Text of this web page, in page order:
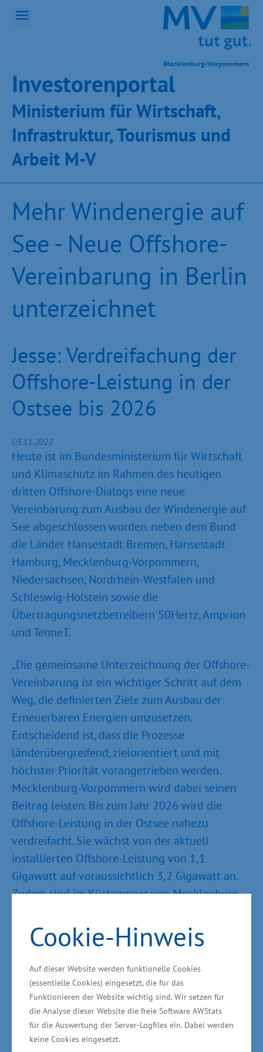
Cookie-Hinweis
Auf dieser Website werden funktionelle Cookies
(essentielle Cookies) eingesetzt, die für das
Funktionieren der Website wichtig sind. Wir setzen für
die Analyse dieser Website die freie Software AWStats
für die Auswertung der Server-Logfiles ein. Dabei werden
keine Cookies eingesetzt.
Inves­toren­por­tal
Ministeri­um für Wirt­schaft,
Infra­struk­tur, Tou­ris­mus und
Ar­beit M-V
Mehr Windenergie auf
See - Neue Offshore-
Vereinbarung in Berlin
unterzeichnet
Jesse: Verdreifachung der
Offshore-Leistung in der
Ostsee bis 2026
03.11.2022
Heute ist im Bundesministerium für Wirtschaft
und Klimaschutz im Rahmen des heutigen
dritten Offshore-Dialogs eine neue
Vereinbarung zum Ausbau der Windenergie auf
See abgeschlossen worden. neben dem Bund
die Länder Hansestadt Bremen, Hansestadt
Hamburg, Mecklenburg-Vorpommern,
Niedersachsen, Nordrhein-Westfalen und
Schleswig-Holstein sowie die
Übertragungsnetzbetreibern 50Hertz, Amprion
und TenneT.
„Die gemeinsame Unterzeichnung der Offshore-
Vereinbarung ist ein wichtiger Schritt auf dem
Weg, die definierten Ziele zum Ausbau der
Erneuerbaren Energien umzusetzen.
Entscheidend ist, dass die Prozesse
länderübergreifend, zielorientiert und mit
höchster Priorität vorangetrieben werden.
Mecklenburg-Vorpommern wird dabei seinen
Beitrag leisten. Bis zum Jahr 2026 wird die
Offshore-Leistung in der Ostsee nahezu
verdreifacht. Sie wächst von der aktuell
installierten Offshore-Leistung von 1,1
Gigawatt auf voraussichtlich 3,2 Gigawatt an.
Zudem sind im Küstenmeer von Mecklenburg-
Wirtschaftszone der Ostsee bis 2030 fünf
weitere Offshore Windparks geplant. Diese
Projekte werden wir zügig angehen", sagte die
Staatssekretärin im Ministerium für Wirtschaft,
Infrastruktur, Tourismus und Arbeit Ines Jesse
anlässlich der Unterzeichnung in Berlin.